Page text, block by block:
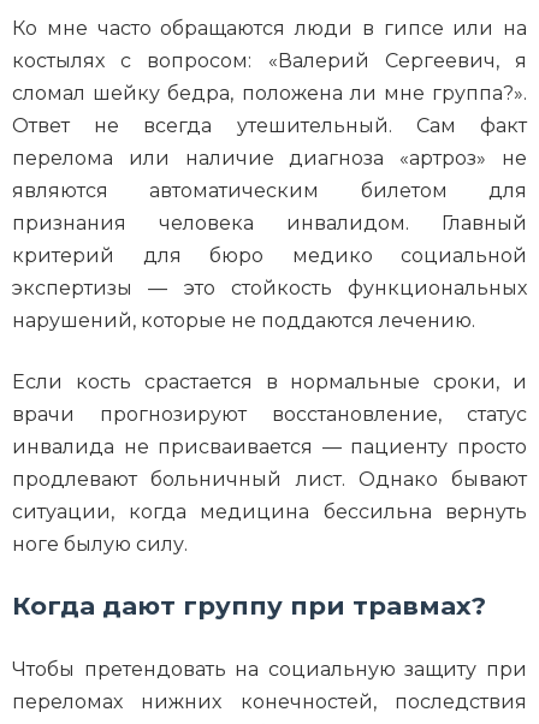
Ко мне часто обращаются люди в гипсе или на
костылях с вопросом: «Валерий Сергеевич, я
сломал шейку бедра, положена ли мне группа?».
Ответ не всегда утешительный. Сам факт
перелома или наличие диагноза «артроз» не
являются автоматическим билетом для
признания человека инвалидом. Главный
критерий для бюро медико социальной
экспертизы — это стойкость функциональных
нарушений, которые не поддаются лечению.
Если кость срастается в нормальные сроки, и
врачи прогнозируют восстановление, статус
инвалида не присваивается — пациенту просто
продлевают больничный лист. Однако бывают
ситуации, когда медицина бессильна вернуть
ноге былую силу.
Когда дают группу при травмах?
Чтобы претендовать на социальную защиту при
переломах нижних конечностей, последствия